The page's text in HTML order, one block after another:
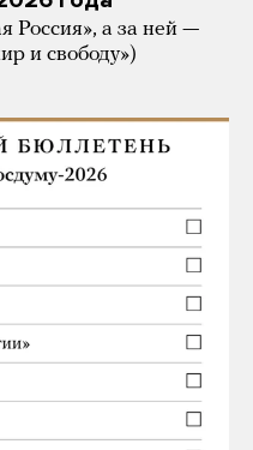
Россия», а за ней —
и свободу»)